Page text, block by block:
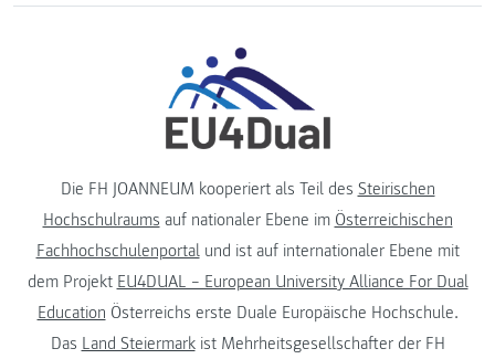
Die FH JOANNEUM kooperiert als Teil des Steirischen
Hochschulraums auf nationaler Ebene im Österreichischen
Fachhochschulenportalund ist auf internationaler Ebene mit
dem Projekt EU4DUAL – European University Alliance For Dual
Education Österreichs erste Duale Europäische Hochschule.
Das Land Steiermarkist Mehrheitsgesellschafter der FH